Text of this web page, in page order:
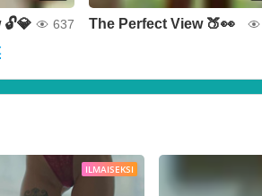
637 The Perfect View 🍑👀
ILMAISEKSI